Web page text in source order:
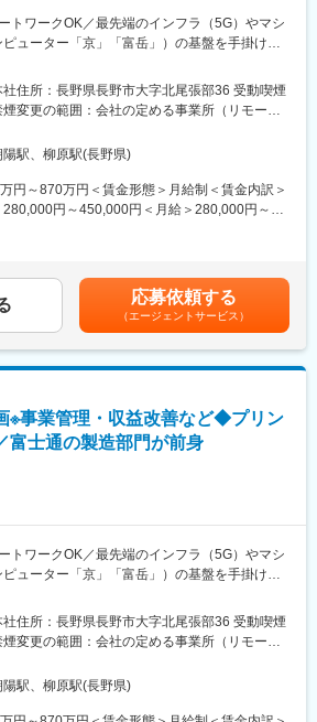
セス技術部 DFMチーム
板の商品企画から設計、開発、製造、品質保
で一貫して整備するメーカーです。
ータセンターの拡張、自動運転技術の進化な
の心臓部である高性能プリント基板の需要が
ます。そのため、当社でも需要の拡大に伴
造体制の強化に取り組んでいます。
フトを用いて緻密なルール（設計基準）に基
言語を用いて検証システムをカスタマイズ
げていくことも可能です。
の橋渡し」を担うため、製造プロセスのすべ
術」や「商品開発」などの領域にも知見を活
定める業務
トワークOK／最先端のインフラ（5G）やマシ
ューター「京」「富岳」）の基盤を手掛け
て、主にコストマネジメント領域を中心に担当
「コスト」をスマートに管理し、経営を支える
スト最適化のアイデアを形にし、本部内を動か
伸ばすための指標（KPI）を作り、進捗管理を
／各種投資がしっかりと成果につながってい
プロセスを深く理解することからスタートし、
動の核としてご活躍いただきます。
点で「利益を生み出す仕組みづくり」を主導す
アップいただけることを期待しています。ま
ネージャーなどの管理職をお任せする可能性も
社住所：長野県長野市大字北尾張部36 受動喫煙
変更の範囲：会社の定める事業所（リモート
駅、柳原駅(長野県)
円～870万円＜賃金形態＞月給制＜賃金内訳＞
280,000円～450,000円＜月給＞280,000円～
、選考を通じて上下する可能性があります。月
を含めた表記です。
応募依頼する
（エージェントサービス）
※事業管理・収益改善など◆プリン
富士通の製造部門が前身
トワークOK／最先端のインフラ（5G）やマシ
ューター「京」「富岳」）の基盤を手掛け
て、事業戦略の策定・事業管理・経営管理・収
ただきます。
境・競争動向・収益構造の分析
社住所：長野県長野市大字北尾張部36 受動喫煙
変更の範囲：会社の定める事業所（リモート
駅、柳原駅(長野県)